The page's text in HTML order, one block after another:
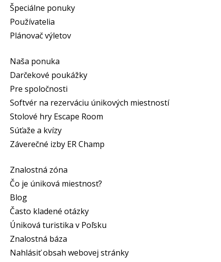
Špeciálne ponuky
Používatelia
Plánovač výletov
Naša ponuka
Darčekové poukážky
Pre spoločnosti
Softvér na rezerváciu únikových miestností
Stolové hry Escape Room
Súťaže a kvízy
Záverečné izby ER Champ
Znalostná zóna
Čo je úniková miestnosť?
Blog
Často kladené otázky
Úniková turistika v Poľsku
Znalostná báza
Nahlásiť obsah webovej stránky